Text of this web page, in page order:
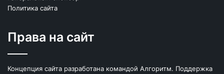
Политика сайта
Права на сайт
Концепция сайта разработана командой Алгоритм. Поддержка